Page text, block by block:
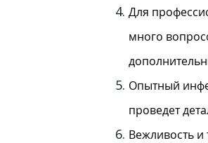
Для
много
Опытный
проведет
Вежливость